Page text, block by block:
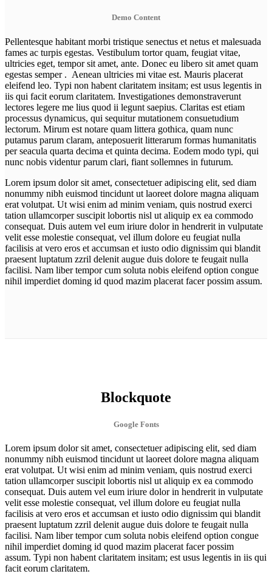
Demo Content
Pellentesque habitant morbi tristique senectus et netus et malesuada
fames ac turpis egestas. Vestibulum tortor quam, feugiat vitae,
ultricies eget, tempor sit amet, ante. Donec eu libero sit amet quam
egestas semper. Aenean ultricies mi vitae est. Mauris placerat
eleifend leo. Typi non habent claritatem insitam; est usus legentis in
iis qui facit eorum claritatem. Investigationes demonstraverunt
lectores legere me lius quod ii legunt saepius. Claritas est etiam
processus dynamicus, qui sequitur mutationem consuetudium
lectorum. Mirum est notare quam littera gothica, quam nunc
putamus parum claram, anteposuerit litterarum formas humanitatis
per seacula quarta decima et quinta decima. Eodem modo typi, qui
nunc nobis videntur parum clari, fiant sollemnes in futurum.
Lorem ipsum dolor sit amet, consectetuer adipiscing elit, sed diam
nonummy nibh euismod tincidunt ut laoreet dolore magna aliquam
erat volutpat. Ut wisi enim ad minim veniam, quis nostrud exerci
tation ullamcorper suscipit lobortis nisl ut aliquip ex ea commodo
consequat. Duis autem vel eum iriure dolor in hendrerit in vulputate
velit esse molestie consequat, vel illum dolore eu feugiat nulla
facilisis at vero eros et accumsan et iusto odio dignissim qui blandit
praesent luptatum zzril delenit augue duis dolore te feugait nulla
facilisi. Nam liber tempor cum soluta nobis eleifend option congue
nihil imperdiet doming id quod mazim placerat facer possim assum.
Blockquote
Google Fonts
Lorem ipsum dolor sit amet, consectetuer adipiscing elit, sed diam
nonummy nibh euismod tincidunt ut laoreet dolore magna aliquam
erat volutpat. Ut wisi enim ad minim veniam, quis nostrud exerci
tation ullamcorper suscipit lobortis nisl ut aliquip ex ea commodo
consequat. Duis autem vel eum iriure dolor in hendrerit in vulputate
velit esse molestie consequat, vel illum dolore eu feugiat nulla
facilisis at vero eros et accumsan et iusto odio dignissim qui blandit
praesent luptatum zzril delenit augue duis dolore te feugait nulla
facilisi. Nam liber tempor cum soluta nobis eleifend option congue
nihil imperdiet doming id quod mazim placerat facer possim
assum. Typi non habent claritatem insitam; est usus legentis in iis qui
facit eorum claritatem.